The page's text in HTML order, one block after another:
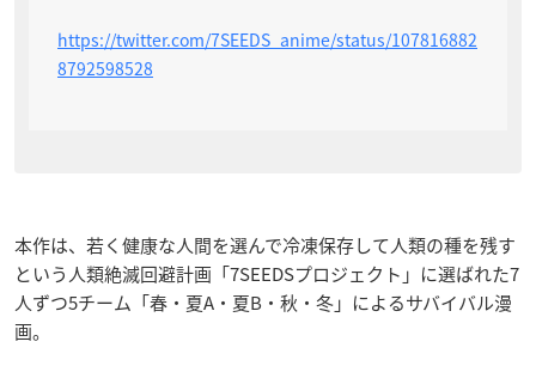
https://twitter.com/7SEEDS_anime/status/107816882
8792598528
本作は、若く健康な人間を選んで冷凍保存して人類の種を残す
という人類絶滅回避計画「7SEEDSプロジェクト」に選ばれた7
人ずつ5チーム「春・夏A・夏B・秋・冬」によるサバイバル漫
画。